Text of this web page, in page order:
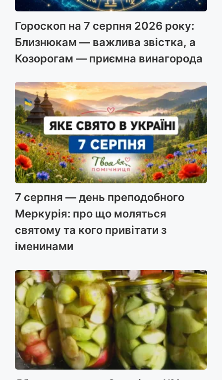
Гороскоп на 7 серпня 2026 року:
Близнюкам — важлива звістка, а
Козорогам — приємна винагорода
7 серпня — день преподобного
Меркурія: про що моляться
святому та кого привітати з
іменинами